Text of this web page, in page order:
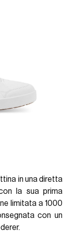
in una diretta
la sua prima
limitata a 1000
con un